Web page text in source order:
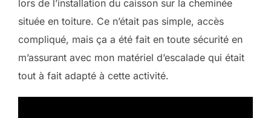
lors de l’installation du caisson sur la cheminée
située en toiture. Ce n’était pas simple, accès
compliqué, mais ça a été fait en toute sécurité en
m’assurant avec mon matériel d’escalade qui était
tout à fait adapté à cette activité.